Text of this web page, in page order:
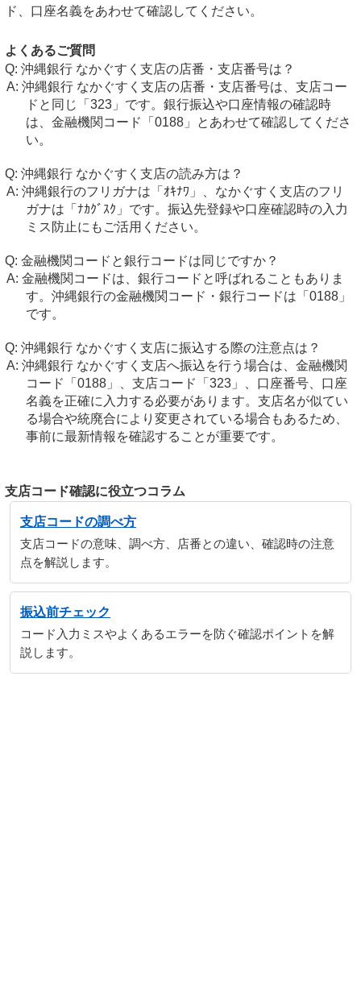
ド、口座名義をあわせて確認してください。
よくあるご質問
沖縄銀行 なかぐすく支店の店番・支店番号は？
沖縄銀行 なかぐすく支店の店番・支店番号は、支店コー
ドと同じ「323」です。銀行振込や口座情報の確認時
は、金融機関コード「0188」とあわせて確認してくださ
い。
沖縄銀行 なかぐすく支店の読み方は？
沖縄銀行のフリガナは「ｵｷﾅﾜ」、なかぐすく支店のフリ
ガナは「ﾅｶｸﾞｽｸ」です。振込先登録や口座確認時の入力
ミス防止にもご活用ください。
金融機関コードと銀行コードは同じですか？
金融機関コードは、銀行コードと呼ばれることもありま
す。沖縄銀行の金融機関コード・銀行コードは「0188」
です。
沖縄銀行 なかぐすく支店に振込する際の注意点は？
沖縄銀行 なかぐすく支店へ振込を行う場合は、金融機関
コード「0188」、支店コード「323」、口座番号、口座
名義を正確に入力する必要があります。支店名が似てい
る場合や統廃合により変更されている場合もあるため、
事前に最新情報を確認することが重要です。
支店コード確認に役立つコラム
支店コードの調べ方
支店コードの意味、調べ方、店番との違い、確認時の注意
点を解説します。
振込前チェック
コード入力ミスやよくあるエラーを防ぐ確認ポイントを解
説します。